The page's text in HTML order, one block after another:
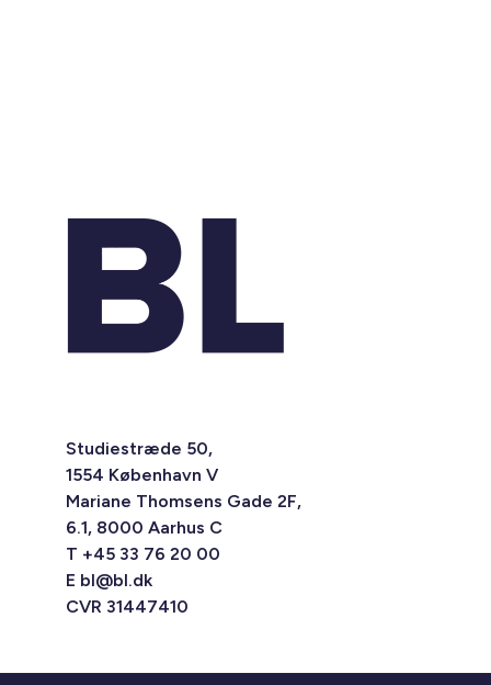
Studiestræde 50,
1554 København V
Mariane Thomsens Gade 2F,
6.1, 8000 Aarhus C
T +45 33 76 20 00
E bl@bl.dk
CVR 31447410